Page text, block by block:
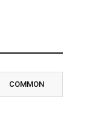
COMMON